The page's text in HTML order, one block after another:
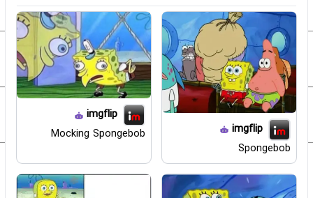
imgflip
Spongebob
imgflip
Mocking Spongebob